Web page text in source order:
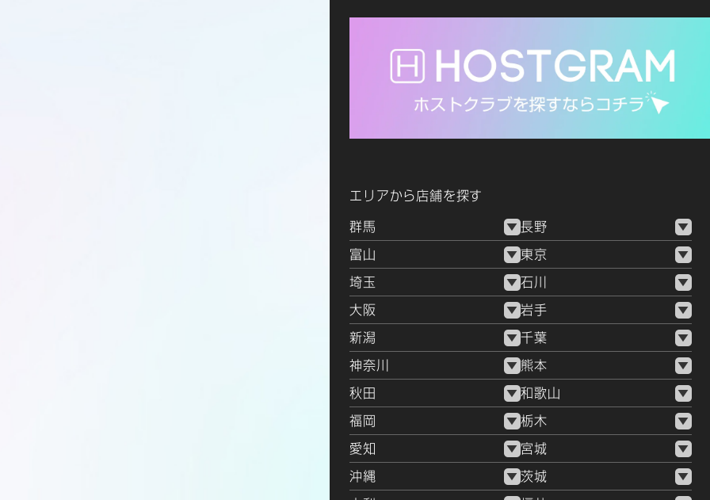
エリアから店舗を探す
群馬 長野
富山 東京
埼玉 石川
大阪 岩手
新潟 千葉
神奈川 熊本
秋田 和歌山
福岡 栃木
愛知 宮城
沖縄 茨城